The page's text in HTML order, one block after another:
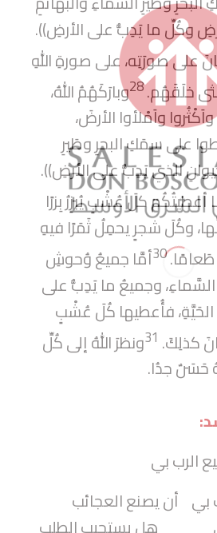
وكُلِّ ما يَدِبُّ على الأرضِ)).
على صورَتِه، على صورةِ اللهِ
خلَقَهُم.28وبارَكَهُمُ اللهُ،
واَمْلأوا الأرضَ،
على سمَكِ البحرِ وطَيرِ
الذي يَدِبُّ على الأرضِ)).
أعطيتُكُم كلَ عُشْبٍ يُبزِرُ بِزرًا
وكُلَ شجرٍ يحمِلُ ثَمَرًا فيهِ
طَعامًا.30أمَّا جميعُ وُحوشِ
وجميعُ ما يَدِبُّ على
الحَيَّةِ، فأُعطيها كُلَ عُشْبٍ
كذلِكَ. 31ونظرَ اللهُ إلى كُلِّ
حَسَنٌ جدُا.
الرب بي
بي أن يصنع العجائب